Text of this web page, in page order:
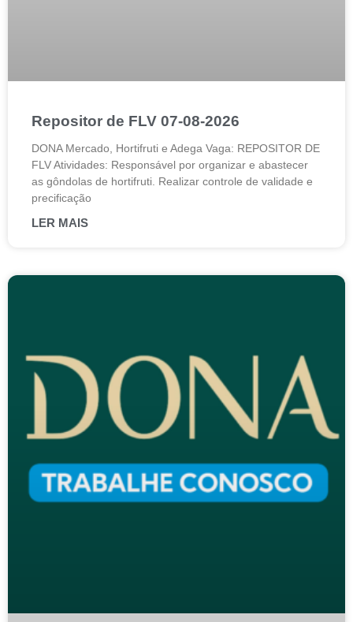
Repositor de FLV 07-08-2026
DONA Mercado, Hortifruti e Adega Vaga: REPOSITOR DE
FLV Atividades: Responsável por organizar e abastecer
as gôndolas de hortifruti. Realizar controle de validade e
precificação
LER MAIS